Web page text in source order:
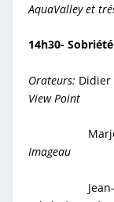
AquaValley et
14h30-
Orateurs: Didier
View Point
Marjorie
Imageau
Jean-